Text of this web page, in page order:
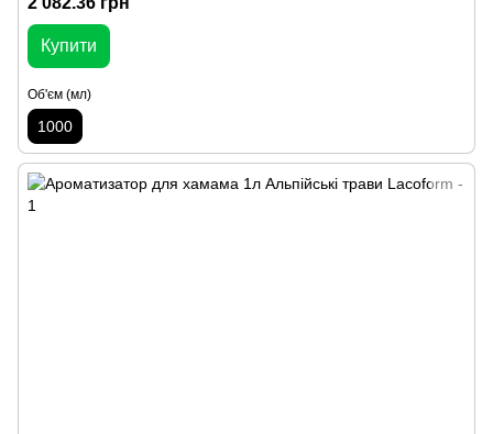
Купити
Об'єм (мл)
1000